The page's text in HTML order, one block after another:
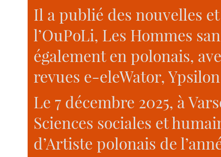
Il a publié des nouvelles
l’OuPoLi, Les Hommes
également en polonais,
revues e-eleWator,
Le 7 décembre 2025, à
Sciences sociales et
d’Artiste polonais de